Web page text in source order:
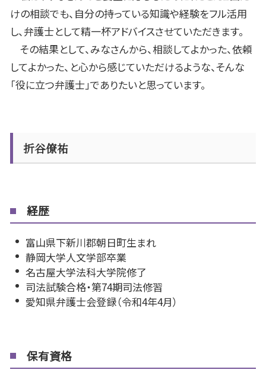
けの相談でも、自分の持っている知識や経験をフル活用
し、弁護士として精一杯アドバイスさせていただきます。
その結果として、みなさんから、相談してよかった、依頼
してよかった、と心から感じていただけるような、そんな
「役に立つ弁護士」でありたいと思っています。
折谷僚祐
経歴
富山県下新川郡朝日町生まれ
静岡大学人文学部卒業
名古屋大学法科大学院修了
司法試験合格・第74期司法修習
愛知県弁護士会登録（令和4年4月）
保有資格